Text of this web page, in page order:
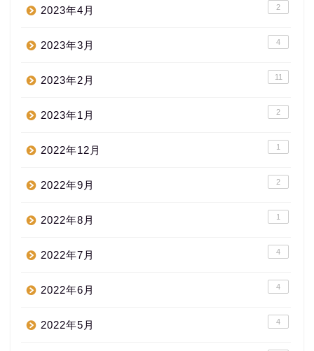
2023年4月 2
2023年3月 4
2023年2月 11
2023年1月 2
2022年12月 1
2022年9月 2
2022年8月 1
2022年7月 4
2022年6月 4
2022年5月 4